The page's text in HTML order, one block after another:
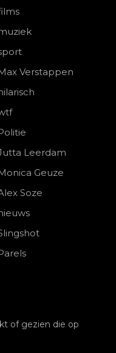
Verstappen
Leerdam
Geuze
Soze
of gezien die op